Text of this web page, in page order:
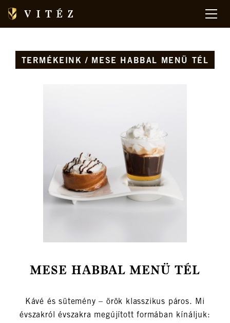
TERMÉKEINK / MESE HABBAL MENÜ TÉL
MESE HABBAL MENÜ TÉL
Kávé és sütemény – örök klasszikus páros. Mi
évszakról évszakra megújított formában kínáljuk: